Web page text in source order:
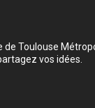
Toulouse
vos idées.